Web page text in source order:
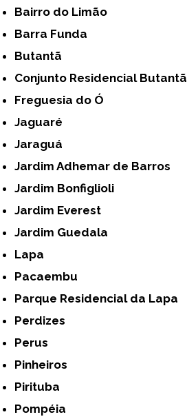
Bairro do Limão
Barra Funda
Butantã
Conjunto Residencial Butantã
Freguesia do Ó
Jaguaré
Jaraguá
Jardim Adhemar de Barros
Jardim Bonfiglioli
Jardim Everest
Jardim Guedala
Lapa
Pacaembu
Parque Residencial da Lapa
Perdizes
Perus
Pinheiros
Pirituba
Pompéia